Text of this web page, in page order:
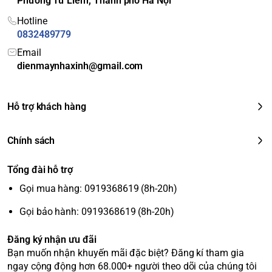
Tóm lại, tủ lạnh Samsung RB30N4190BU/SV là một sản
phẩm đáng giá với thiết kế đẹp, tiện ích lấy nước ngoài và
các công nghệ làm lạnh tiên tiến, đáp ứng tốt nhu cầu của
các gia đình nhỏ.
Hotline
0832489779
Email
dienmaynhaxinh@gmail.com
Hỗ trợ khách hàng
Chính sách
Tổng đài hỗ trợ
Gọi mua hàng: 0919368619 (8h-20h)
Gọi bảo hành: 0919368619 (8h-20h)
Đăng ký nhận ưu đãi
Bạn muốn nhận khuyến mãi đặc biệt? Đăng kí tham gia
ngay cộng động hơn 68.000+ người theo dõi của chúng tôi